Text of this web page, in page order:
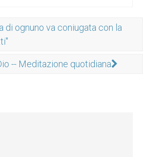
di ognuno va coniugata con la
-- Meditazione quotidiana